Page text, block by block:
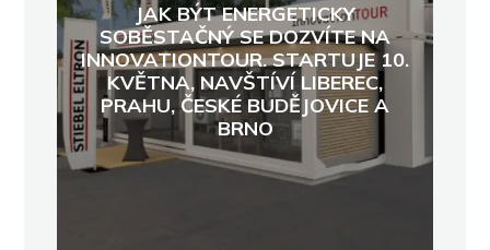
JAK BÝT ENERGETICKY
SOBĚSTAČNÝ SE DOZVÍTE NA
INNOVATIONTOUR. STARTUJE 10.
KVĚTNA, NAVŠTÍVÍ LIBEREC,
PRAHU, ČESKÉ BUDĚJOVICE A
BRNO